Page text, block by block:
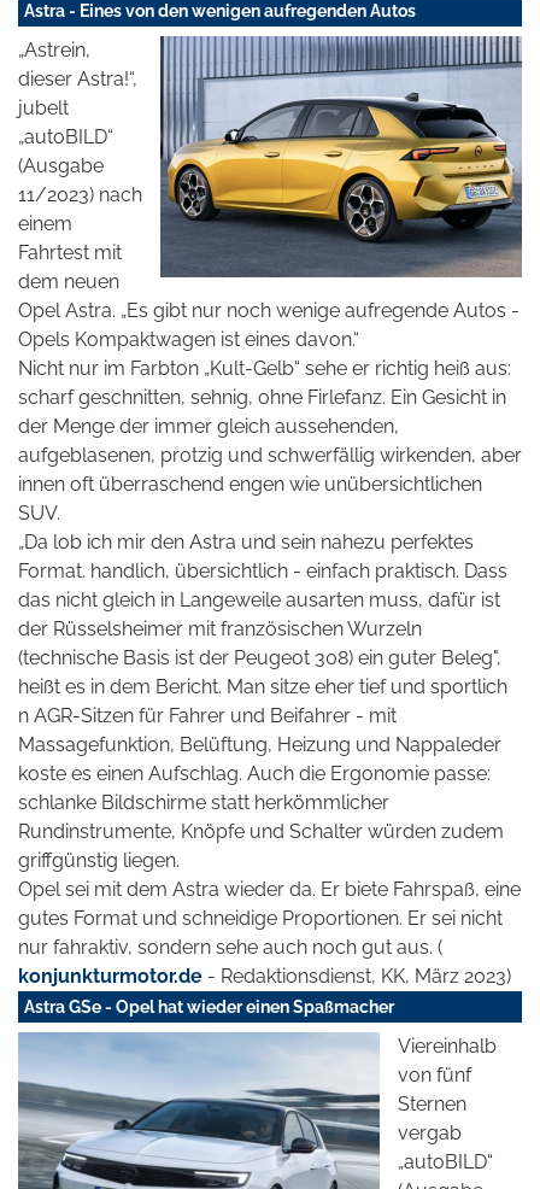
Astra - Eines von den wenigen aufregenden Autos
„Astrein,
dieser Astra!“,
jubelt
„autoBILD“
(Ausgabe
11/2023) nach
einem
Fahrtest mit
dem neuen
Opel Astra. „Es gibt nur noch wenige aufregende Autos -
Opels Kompaktwagen ist eines davon.“
Nicht nur im Farbton „Kult-Gelb“ sehe er richtig heiß aus:
scharf geschnitten, sehnig, ohne Firlefanz. Ein Gesicht in
der Menge der immer gleich aussehenden,
aufgeblasenen, protzig und schwerfällig wirkenden, aber
innen oft überraschend engen wie unübersichtlichen
SUV.
„Da lob ich mir den Astra und sein nahezu perfektes
Format. handlich, übersichtlich - einfach praktisch. Dass
das nicht gleich in Langeweile ausarten muss, dafür ist
der Rüsselsheimer mit französischen Wurzeln
(technische Basis ist der Peugeot 308) ein guter Beleg",
heißt es in dem Bericht. Man sitze eher tief und sportlich
n AGR-Sitzen für Fahrer und Beifahrer - mit
Massagefunktion, Belüftung, Heizung und Nappaleder
koste es einen Aufschlag. Auch die Ergonomie passe:
schlanke Bildschirme statt herkömmlicher
Rundinstrumente, Knöpfe und Schalter würden zudem
griffgünstig liegen.
Opel sei mit dem Astra wieder da. Er biete Fahrspaß, eine
gutes Format und schneidige Proportionen. Er sei nicht
nur fahraktiv, sondern sehe auch noch gut aus. (
konjunkturmotor.de - Redaktionsdienst, KK, März 2023)
Astra GSe - Opel hat wieder einen Spaßmacher
Viereinhalb
von fünf
Sternen
vergab
„autoBILD“